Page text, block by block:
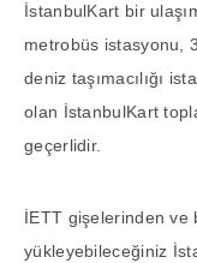
İstanbulKart bir
metrobüs istasyonu,
deniz taşımacılığı
olan İstanbulKart
geçerlidir.
İETT gişelerinden ve
yükleyebileceğiniz